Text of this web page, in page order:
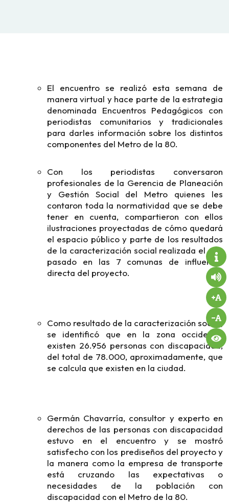
El encuentro se realizó esta semana de
manera virtual y hace parte de la estrategia
denominada Encuentros Pedagógicos con
periodistas comunitarios y tradicionales
para darles información sobre los distintos
componentes del Metro de la 80.
Con los periodistas conversaron
profesionales de la Gerencia de Planeación
y Gestión Social del Metro quienes les
contaron toda la normatividad que se debe
tener en cuenta, compartieron con ellos
ilustraciones proyectadas de cómo quedará
el espacio público y parte de los resultados
de la caracterización social realizada el año
pasado en las 7 comunas de influencia
directa del proyecto.
Como resultado de la caracterización social,
se identificó que en la zona occidental
existen 26.956 personas con discapacidad,
del total de 78.000, aproximadamente, que
se calcula que existen en la ciudad.
Germán Chavarría, consultor y experto en
derechos de las personas con discapacidad
estuvo en el encuentro y se mostró
satisfecho con los prediseños del proyecto y
la manera como la empresa de transporte
está cruzando las expectativas o
necesidades de la población con
discapacidad con el Metro de la 80.